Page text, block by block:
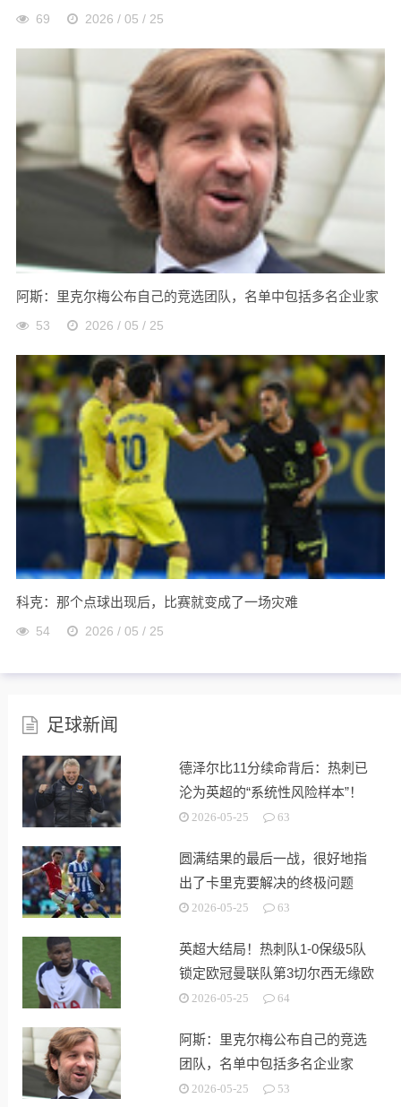
69 2026 / 05 / 25
阿斯：里克尔梅公布自己的竞选团队，名单中包括多名企业家
53 2026 / 05 / 25
科克：那个点球出现后，比赛就变成了一场灾难
54 2026 / 05 / 25
足球新闻
德泽尔比11分续命背后：热刺已
沦为英超的“系统性风险样本”！
2026-05-25 63
圆满结果的最后一战，很好地指
出了卡里克要解决的终极问题
2026-05-25 63
英超大结局！热刺队1-0保级5队
锁定欧冠曼联队第3切尔西无缘欧
战2026-05-25 64
阿斯：里克尔梅公布自己的竞选
团队，名单中包括多名企业家
2026-05-25 53